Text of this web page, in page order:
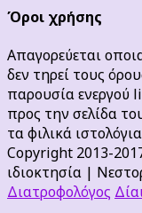
Όροι χρήσης
Απαγορεύεται
δεν τηρεί τους
παρουσία ενεργού
προς την σελίδα
τα φιλικά
Copyright 2013-
ιδιοκτησία |
Διατροφολόγος